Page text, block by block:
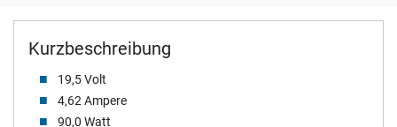
Kurzbeschreibung
19,5 Volt
4,62 Ampere
90,0 Watt